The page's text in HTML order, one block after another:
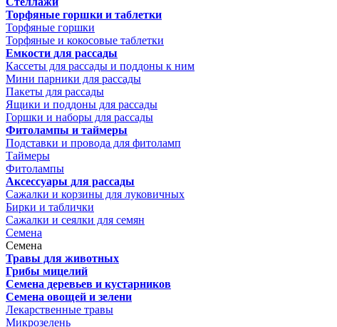
Торфяные горшки и таблетки
Торфяные горшки
Торфяные и кокосовые таблетки
Емкости для рассады
Кассеты для рассады и поддоны к ним
Мини парники для рассады
Пакеты для рассады
Ящики и поддоны для рассады
Горшки и наборы для рассады
Фитолампы и таймеры
Подставки и провода для фитоламп
Таймеры
Фитолампы
Аксессуары для рассады
Сажалки и корзины для луковичных
Бирки и таблички
Сажалки и сеялки для семян
Семена
Семена
Травы для животных
Грибы мицелий
Семена деревьев и кустарников
Семена овощей и зелени
Лекарственные травы
Микрозелень